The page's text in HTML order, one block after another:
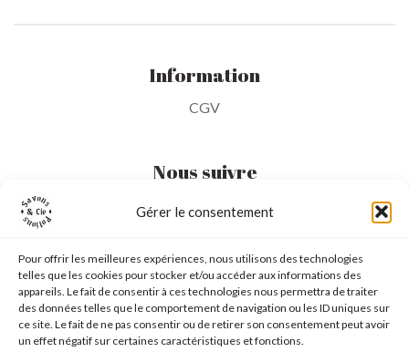
Gérer le consentement
Pour offrir les meilleures expériences, nous utilisons des technologies
telles que les cookies pour stocker et/ou accéder aux informations des
appareils. Le fait de consentir à ces technologies nous permettra de traiter
des données telles que le comportement de navigation ou les ID uniques sur
ce site. Le fait de ne pas consentir ou de retirer son consentement peut avoir
un effet négatif sur certaines caractéristiques et fonctions.
Information
CGV
Nous suivre
Mon Compte
Ma liste d'envie
Mon panier